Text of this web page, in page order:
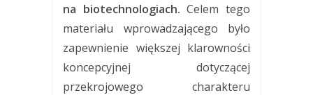
na biotechnologiach.Celem tego
materiału wprowadzającego było
zapewnienie większej klarowności
koncepcyjnej dotyczącej
przekrojowego charakteru